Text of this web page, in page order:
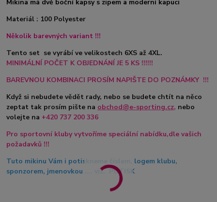
Mikina má dvě boční kapsy s zipem a moderní kapuci
Materiál : 100 Polyester
Několik barevných variant !!!
Tento set se vyrábí ve velikostech 6XS až 4XL.
MINIMÁLNÍ POČET K OBJEDNÁNÍ JE 5 KS !!!!!!
BAREVNOU KOMBINACI PROSÍM NAPIŠTE DO POZNÁMKY !!!
Když si nebudete vědět rady, nebo se budete chtít na něco
zeptat tak prosím pište na obchod@e-sporting.cz, nebo
volejte na +420 737 200 336
Pro sportovní kluby vytvoříme speciální nabídku,dle vašich
požadavků !!!
Tuto mikinu Vám i potiskneme číslem, logem klubu,
sponzorem, jmenovkou .... viz. POTISK